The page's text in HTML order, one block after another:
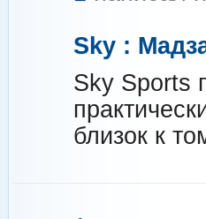
Sky :
Sky Sports
близок к